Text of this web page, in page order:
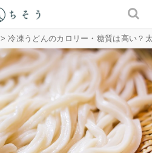
> 冷凍うどんのカロリー・糖質は高い？